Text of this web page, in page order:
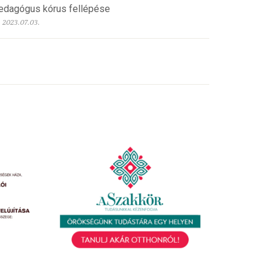
kórus fellépése
2023.07.03.